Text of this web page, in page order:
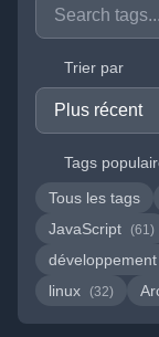
Trier par
Tags
Tous les tags
JavaScript (61)
développement
linux (32)